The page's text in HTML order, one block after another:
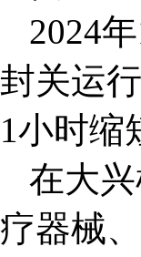
2024
封关运
1小时缩
在大
疗器械